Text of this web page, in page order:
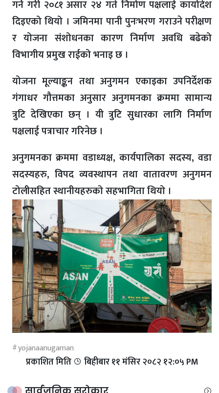
गर्ने गरी २०८१ असार २४ गते निर्माण पक्षलाई कार्यादेश
दिइएको थियो । जमिनमा पानी पुनःभरण गराउने परीक्षण
र योजना संशोधनका कारण निर्माण अवधि बढेको
विभागीय प्रमुख राईको भनाइ छ ।
योजना मूल्याङ्कन तथा अनुगमन एकाइका उपनिर्देशक
गंगाधर गौत्तमका अनुसार अनुगमनका क्रममा सामान्य
त्रुटि देखिएका छन् । यी त्रुटि सुधारका लागि निर्माण
पक्षलाई पत्राचार गरिनेछ ।
अनुगमनका क्रममा वडाध्यक्ष, कार्यपालिका सदस्य, वडा
सदस्यहरु, विपद व्यवस्थापन तथा वातावरण अनुगमन
टोलीसहित स्थानीयहरुको सहभागिता थियो ।
yojanaanugaman
प्रकाशित मिति बिहीबार ११ मंसिर २०८२ १२:०५ PM